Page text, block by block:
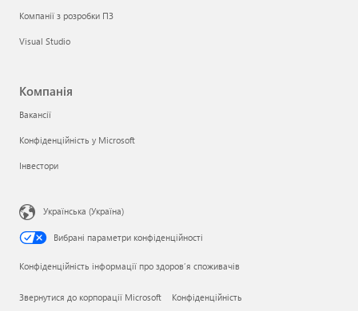
Компанії з розробки ПЗ
Visual Studio
Компанія
Вакансії
Конфіденційність у Microsoft
Інвестори
Українська (Україна)
Вибрані параметри конфіденційності
Конфіденційність інформації про здоров’я споживачів
Звернутися до корпорації Microsoft Конфіденційність